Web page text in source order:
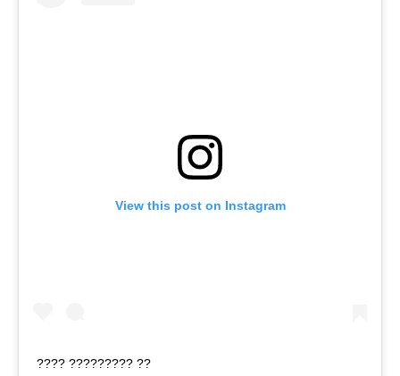
View this post on Instagram
???? ????????? ??